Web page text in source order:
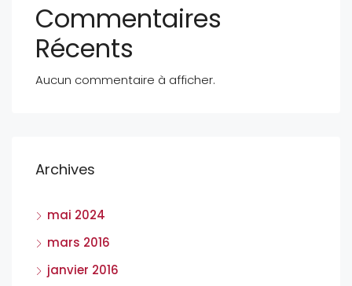
Commentaires
Récents
Aucun commentaire à afficher.
Archives
mai 2024
mars 2016
janvier 2016